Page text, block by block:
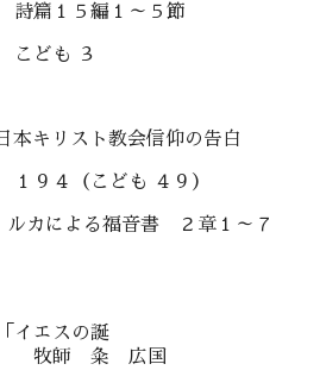
５編１～５節
も ３
スト教会信仰の告白
こども ４９）
カによる福音書 ２章１～７
イエスの誕
粂 広国